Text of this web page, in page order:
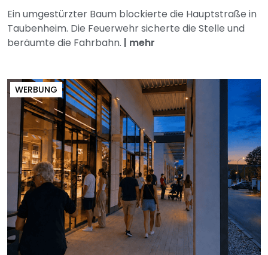
Ein umgestürzter Baum blockierte die Hauptstraße in
Taubenheim. Die Feuerwehr sicherte die Stelle und
beräumte die Fahrbahn. | mehr
WERBUNG